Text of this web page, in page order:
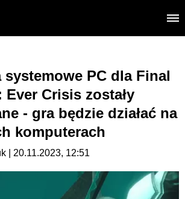
systemowe PC dla Final
Ever Crisis zostały
- gra będzie działać na
komputerach
| 20.11.2023, 12:51